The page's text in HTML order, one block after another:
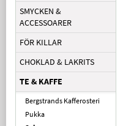
SMYCKEN &
ACCESSOARER
FÖR KILLAR
CHOKLAD & LAKRITS
TE & KAFFE
Bergstrands Kafferosteri
Pukka